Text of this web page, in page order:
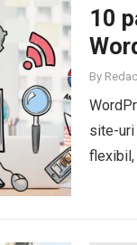
10
By
site-
flexibil,